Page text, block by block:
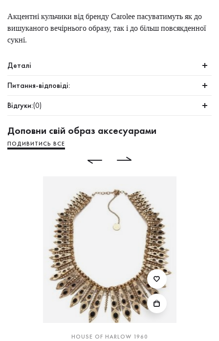
Акцентні кульчики від бренду Carolee пасуватимуть як до
вишуканого вечірнього образу, так і до більш повсякденної
сукні.
Деталі
Питання-відповіді:
Відгуки:(0)
Доповни свій образ аксесуарами
ПОДИВИТИСЬ ВСЕ
HOUSE OF HARLOW 1960